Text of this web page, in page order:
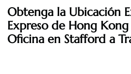
Obtenga la Ubicación
Expreso de Hong
Oficina en Stafford a